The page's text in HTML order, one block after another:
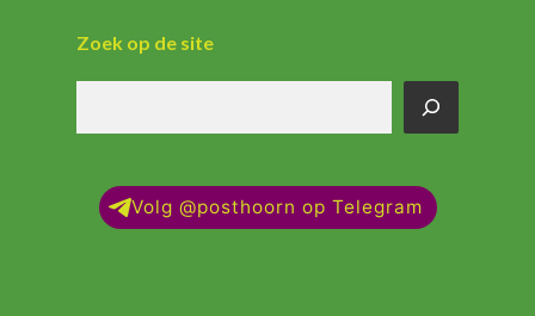
Zoek op de site
de
Volg @posthoorn op Telegram